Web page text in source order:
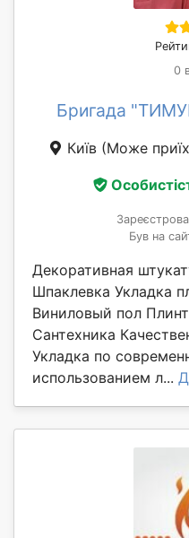
0
Бригада
Київ (Може
Був на
Декоративная
Шпаклевка Укладка
Виниловый пол
Сантехника
Укладка по
использованием л...